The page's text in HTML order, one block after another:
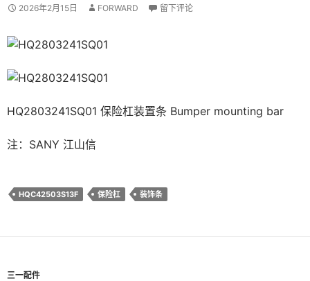
2026年2月15日 FORWARD 留下评论
HQ2803241SQ01 保险杠装置条 Bumper mounting bar
注：SANY 江山信
HQC42503S13F 保险杠 装饰条
三一配件